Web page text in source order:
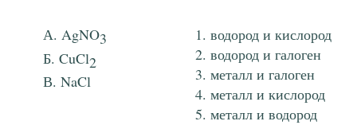
AgNO3
CuCl2
NaCl
водород и кислород
водород и галоген
металл и галоген
металл и кислород
металл и водород